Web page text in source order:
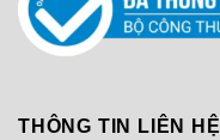
THÔNG TIN LIÊN HỆ